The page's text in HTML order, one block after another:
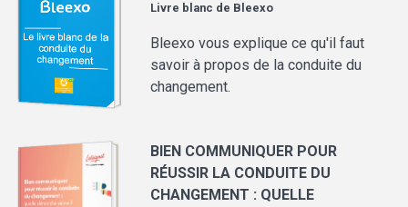
Livre blanc de Bleexo
Bleexo vous explique ce qu'il faut
savoir à propos de la conduite du
changement.
BIEN COMMUNIQUER POUR
RÉUSSIR LA CONDUITE DU
CHANGEMENT : QUELLE